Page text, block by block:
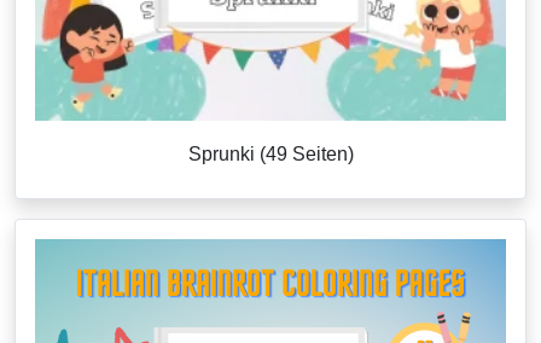
Sprunki (49 Seiten)